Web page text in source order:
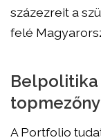
százezreit a
felé
Belpolitika
A Portfolio